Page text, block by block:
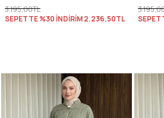
3.195,00TL
SEPETTE %30 İNDİRİM2.236,50TL